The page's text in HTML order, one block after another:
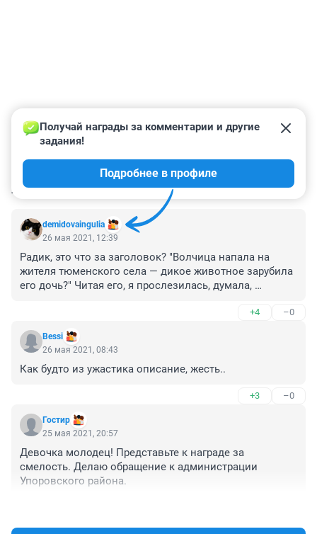
КОММЕНТАРИИ 16
demidovaingulia
Получай награды за комментарии и другие
задания!
Подробнее в профиле
26 мая 2021, 12:39
Радик, это что за заголовок? "Волчица напала на
жителя тюменского села — дикое животное зарубила
его дочь?" Читая его, я прослезилась, думала,
пишете. И не поняла, кто ударил мужика по голове,
волк или дочь..... Ситуация, конечно, страшная.
+4 –0
Bessi
26 мая 2021, 08:43
Как будто из ужастика описание, жесть..
+3 –0
Гостир
25 мая 2021, 20:57
Девочка молодец! Представьте к награде за
смелость. Делаю обращение к администрации
Упоровского района.